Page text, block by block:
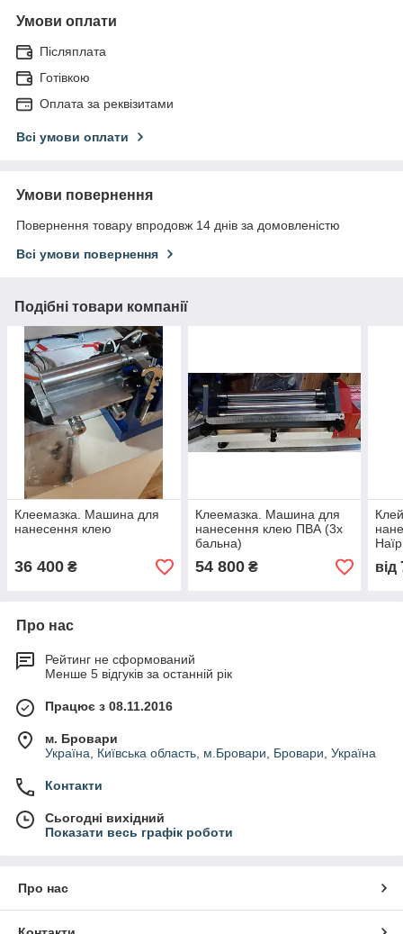
Умови оплати
Післяплата
Готівкою
Оплата за реквізитами
Всі умови оплати
Умови повернення
Повернення товару впродовж 14 днів за домовленістю
Всі умови повернення
Подібні товари компанії
Клеемазка. Машина для
нанесення клею
36 400 ₴
Клеемазка. Машина для
нанесення клею ПВА (3х
бальна)
54 800₴ від
Про нас
Рейтинг не сформований
Менше 5 відгуків за останній рік
Працює з 08.11.2016
м. Бровари
Україна, Київська область, м.Бровари, Бровари, Україна
Контакти
Сьогодні вихідний
Показати весь графік роботи
Про нас